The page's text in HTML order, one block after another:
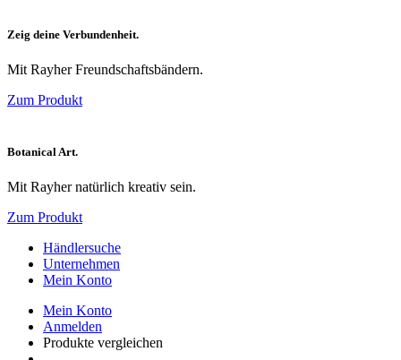
Zeig deine Verbundenheit.
Mit Rayher Freundschaftsbändern.
Zum Produkt
Botanical Art.
Mit Rayher natürlich kreativ sein.
Zum Produkt
Händlersuche
Unternehmen
Mein Konto
Mein Konto
Anmelden
Produkte vergleichen